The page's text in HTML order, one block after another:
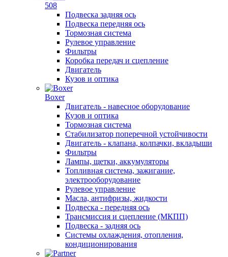
508
Подвеска задняя ось
Подвеска передняя ось
Тормозная система
Рулевое управление
Фильтры
Коробка передач и сцепление
Двигатель
Кузов и оптика
Boxer
Двигатель - навесное оборудование
Кузов и оптика
Тормозная система
Стабилизатор поперечной устойчивости
Двигатель - клапана, колпачки, вкладыши
Фильтры
Лампы, щетки, аккумуляторы
Топливная система, зажигание,
электрооборудование
Рулевое управление
Масла, антифризы, жидкости
Подвеска - передняя ось
Трансмиссия и сцепление (МКПП)
Подвеска - задняя ось
Системы охлаждения, отопления,
кондиционирования